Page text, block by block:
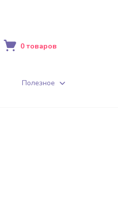
0 товаров
Полезное